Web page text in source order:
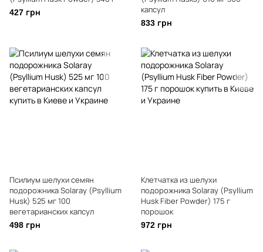
427 грн
капсул
833 грн
Псилиум шелухи семян
подорожника Solaray (Psyllium
Husk) 525 мг 100
вегетарианских капсул
498 грн
Клетчатка из шелухи
подорожника Solaray (Psyllium
Husk Fiber Powder) 175 г
порошок
972 грн